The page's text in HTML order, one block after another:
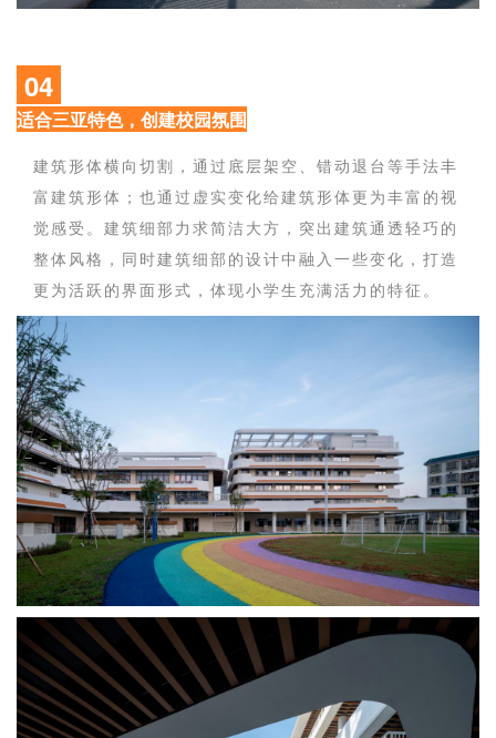
04
适合三亚特色，创建校园氛围
建筑形体横向切割，通过底层架空、错动退台等手法丰
富建筑形体；也通过虚实变化给建筑形体更为丰富的视
觉感受。建筑细部力求简洁大方，突出建筑通透轻巧的
整体风格，同时建筑细部的设计中融入一些变化，打造
更为活跃的界面形式，体现小学生充满活力的特征。